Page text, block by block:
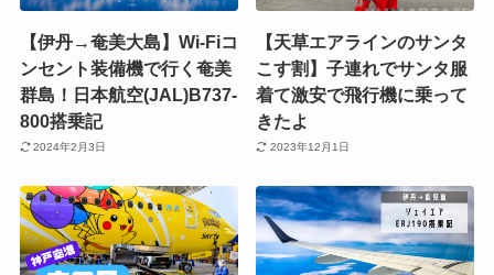
【伊丹→奄美大島】Wi-Fiコ
ンセント装備機で行く奄美
群島！日本航空(JAL)B737-
800搭乗記
2024年2月3日
【天草エアラインのサンタ
こす割】子連れでサンタ服
着て激安で飛行機に乗って
きたよ
2023年12月1日